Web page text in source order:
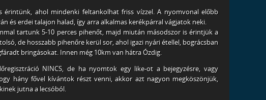
ahol mindenki feltankolhat friss vízzel. A nyomvonal előbb
és erdei talajon halad, így arra alkalmas kerékpárral vágjatok neki.
tartunk 5-10 perces pihenőt, majd miután másodszor is érintjük a
de hosszabb pihenőre kerül sor, ahol igazi nyári étellel, bográcsban
bringásokat. Innen még 10km van hátra Ózdig.
NINCS, de ha nyomtok egy like-ot a bejegyzésre, vagy
hány fővel kívántok részt venni, akkor azt nagyon megköszönjük,
jutna a lecsóból.